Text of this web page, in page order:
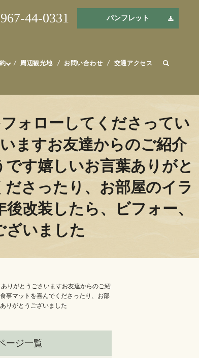
周辺観光地 お問い合わせ 交通アクセス
44-0331 パンフレット
ォローしてくださってい
ますお友達からのご紹介
す嬉しいお言葉ありがと
さったり、お部屋のイラ
改装したら、ビフォー、
ざいました
りがとうごさいますお友達からのご紹
事マットを喜んでくださったり、お部
りがとうございました